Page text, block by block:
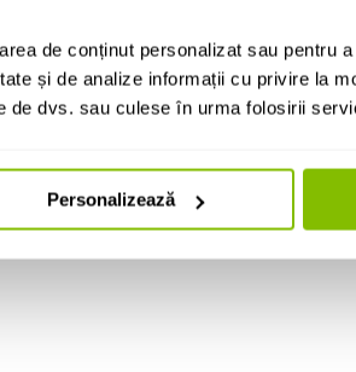
de conținut personalizat sau pentru
și de analize informații cu privire la
de dvs. sau culese în urma folosirii
Personalizează